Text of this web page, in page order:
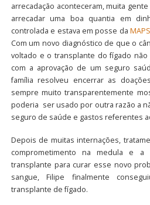
arrecadação aconteceram, muita
arrecadar uma boa quantia em
controlada e estava em posse da MAPS
Com um novo diagnóstico de que o
voltado e o transplante do fígado
com a aprovação de um seguro
família resolveu encerrar as
sempre muito transparentemente
poderia ser usado por outra razão a
seguro de saúde e gastos referentes
Depois de muitas internações,
comprometimento na medula e
transplante para curar esse novo
sangue, Filipe finalmente
transplante de fígado.